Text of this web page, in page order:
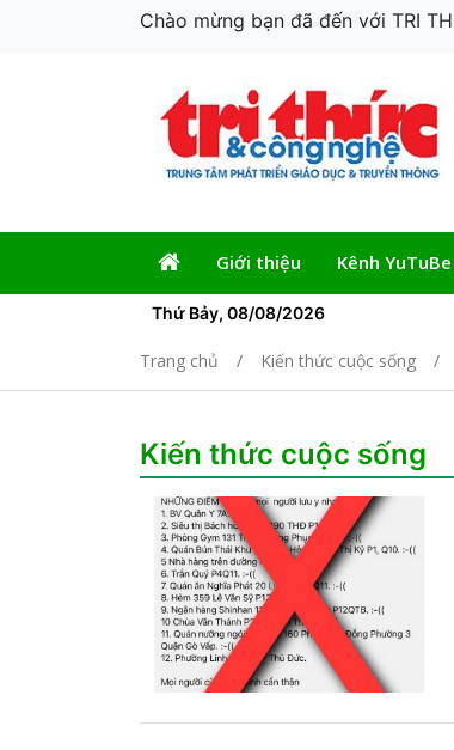
Chào mừng bạn đã đến với TRI
Giới thiệu Kênh YuTuBe
Thứ Bảy, 08/08/2026
Trang chủ Kiến thức cuộc sống
Kiến thức cuộc sống